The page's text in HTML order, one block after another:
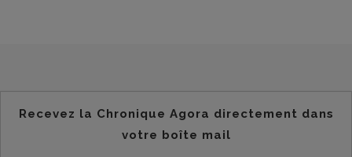
Recevez la Chronique Agora directement dans
votre boîte mail